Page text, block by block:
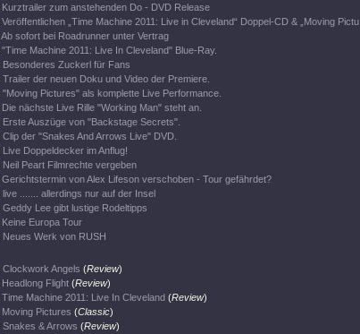
Kurztrailer zum anstehenden Do - DVD Release
Veröffentlichen „Time Machine 2011: Live in Cleveland“ Doppel-CD & „Moving Pictu
Ab sofort bei Roadrunner unter Vertrag
"Time Machine 2011: Live In Cleveland" Blue-Ray.
Besonderes Zuckerl für Fans
Trailer der neuen Doku und Video der Premiere.
"Moving Pictures" als komplette Live Performance.
Die nächste Live Rille "Working Man" steht an.
Erste Auszüge von "Backstage Secrets".
Clip der "Snakes And Arrows Live" DVD.
Live Doppeldecker im Anflug!
Neil Peart Filmrechte vergeben
Gerichtstermin von Alex Lifeson verschoben - Tour gefährdet?
live ....... allerdings nur auf der Insel
Geddy Lee gibt lustige Rodeltipps
Keine Europa Tour
Neues Werk von RUSH
Clockwork Angels (Review)
Headlong Flight (Review)
Time Machine 2011: Live In Cleveland (Review)
Moving Pictures (Classic)
Snakes & Arrows (Review)